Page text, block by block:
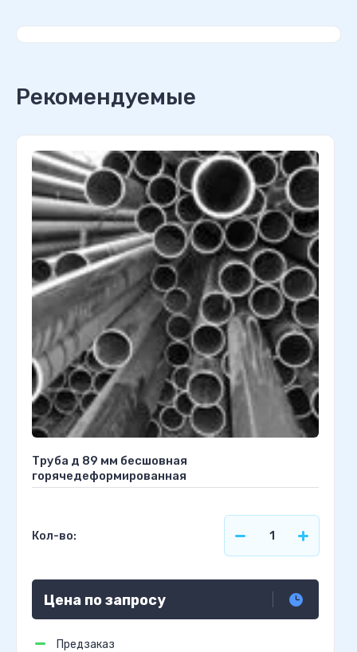
Рекомендуемые
Труба д 89 мм бесшовная
горячедеформированная
Кол-во:
Цена по запросу
Предзаказ